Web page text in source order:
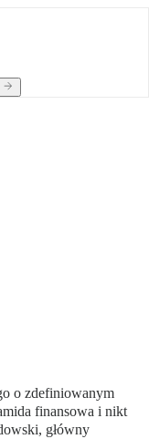
o zdefiniowanym
finansowa i nikt
główny